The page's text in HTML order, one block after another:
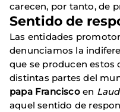
carecen, por tanto, de
Sentido de
Las entidades
denunciamos la
que se producen estos
distintas partes del
papa Franciscoen
aquel sentido de